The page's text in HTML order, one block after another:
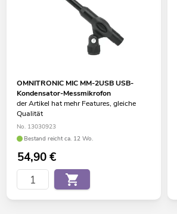
OMNITRONIC MIC MM-2USB USB-
Kondensator-Messmikrofon
der Artikel hat mehr Features, gleiche
Qualität
No. 13030923
Bestand reicht ca. 12 Wo.
54,90€